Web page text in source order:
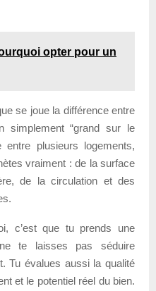
opter pour un
se joue la différence entre
simplement “grand sur le
plusieurs logements,
vraiment : de la surface
de la circulation et des
c’est que tu prends une
te laisses pas séduire
Tu évalues aussi la qualité
et le potentiel réel du bien.